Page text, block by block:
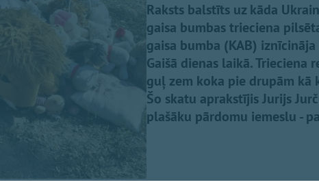
Raksts balstīts uz kāda
gaisa bumbas trieciena
gaisa bumba (KAB)
Gaišā dienas laikā.
guļ zem koka pie drupām kā
Šo skatu aprakstījis Jurijs
plašāku pārdomu iemeslu -